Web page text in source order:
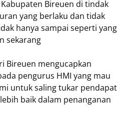
Bireuen di tindak
yang berlaku dan tidak
hanya sampai seperti yang
sekarang
Bireuen mengucapkan
pengurus HMI yang mau
untuk saling tukar pendapat
baik dalam penanganan